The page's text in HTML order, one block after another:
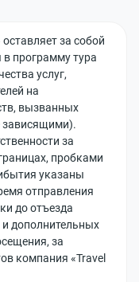
за собой
программу тура
услуг,
на
вызванных
зависящими).
за
пробками
указаны
отправления
до отъезда
дополнительных
за
компания «Travel